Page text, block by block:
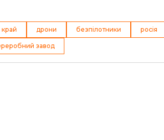
дрони безпілотники росія
завод